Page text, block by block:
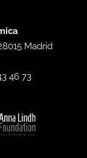
Madrid
46 73